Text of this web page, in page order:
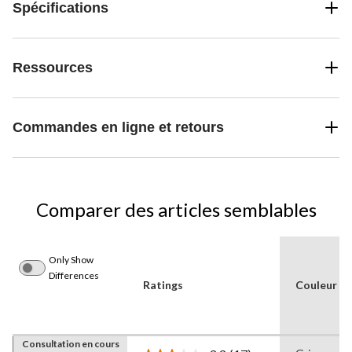
Spécifications
Ressources
Commandes en ligne et retours
Comparer des articles semblables
Only Show
Differences
Ratings Couleur
Consultation en cours